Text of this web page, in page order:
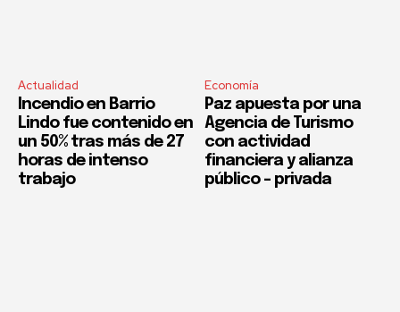
Actualidad
Incendio en Barrio
Lindo fue contenido en
un 50% tras más de 27
horas de intenso
trabajo
Economía
Paz apuesta por una
Agencia de Turismo
con actividad
financiera y alianza
público – privada